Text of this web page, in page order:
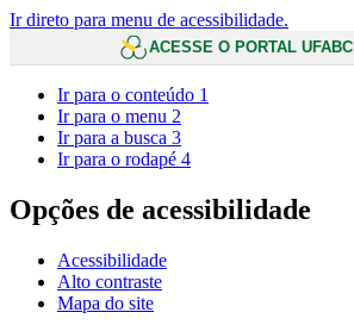
Ir direto para menu de acessibilidade.
ACESSE O PORTAL UFABC
Ir para o conteúdo 1
Ir para o menu 2
Ir para a busca 3
Ir para o rodapé 4
Opções de acessibilidade
Acessibilidade
Alto contraste
Mapa do site